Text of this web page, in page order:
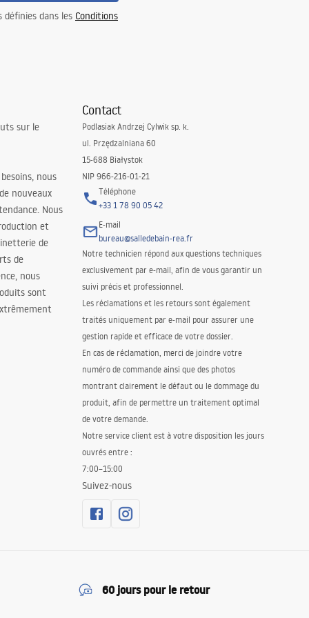
dans les Conditions
sur le
nous
nouveaux
Nous
et
de
de
nous
sont
Contact
Podlasiak Andrzej Cylwik sp. k.
ul. Przędzalniana 60
15-688 Białystok
NIP 966-216-01-21
Téléphone
+33 1 78 90 05 42
E-mail
bureau@salledebain-rea.fr
Notre technicien répond aux questions techniques
exclusivement par e-mail, afin de vous garantir un
suivi précis et professionnel.
Les réclamations et les retours sont également
traités uniquement par e-mail pour assurer une
gestion rapide et efficace de votre dossier.
En cas de réclamation, merci de joindre votre
numéro de commande ainsi que des photos
montrant clairement le défaut ou le dommage du
produit, afin de permettre un traitement optimal
de votre demande.
Notre service client est à votre disposition les jours
ouvrés entre :
7:00–15:00
Suivez-nous
60 jours pour le retour